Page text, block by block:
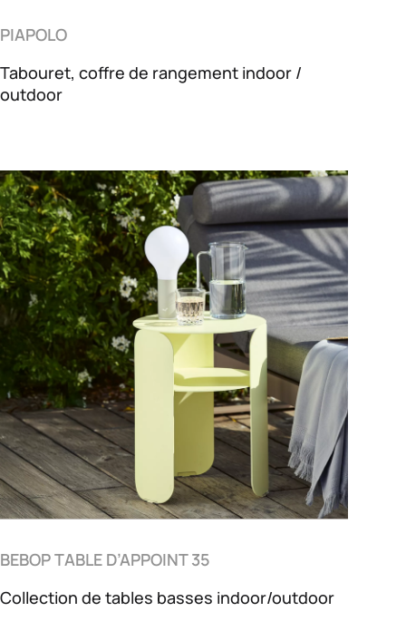
PIAPOLO
Tabouret, coffre de rangement indoor /
outdoor
BEBOP TABLE D’APPOINT 35
Collection de tables basses indoor/outdoor